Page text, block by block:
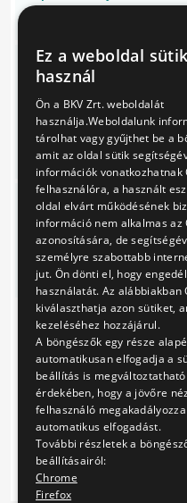
munkákkal
BKV Zrt. Baross
zavarelhárító épület
homlokzatának
javítása
Villamos
járművekhez
napfényvédő rolók
beszerzése
Előző 1 2
11 12 13
Ez a weboldal
használ
Ön a BKV Zrt. weboldalát
használja.Weboldalunk
tárolhat vagy gyűjthet be a
amit az oldal sütik
információk vonatkozhatnak
felhasználóra, a használt
oldal elvárt működésének
információ nem alkalmas az
azonosítására, de
személyre szabottabb
jut. Ön dönti el, hogy
használatát. Az alábbiakban
kiválaszthatja azon sütiket,
kezeléséhez hozzájárul.
A böngészők egy része
automatikusan elfogadja a
beállítás is
érdekében, hogy a jövőre
felhasználó
automatikus elfogadást.
További részletek a
beállításairól:
Chrome
Firefox